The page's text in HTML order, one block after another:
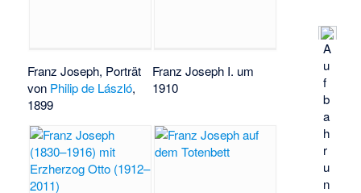
A
u
f
b
a
h
r
u
n
Franz Joseph, Porträt
von Philip de László,
1899
Franz Joseph I. um
1910